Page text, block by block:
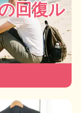
回復ル